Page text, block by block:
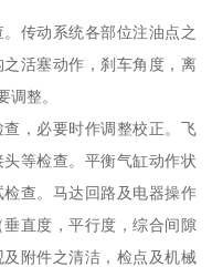
传动系统各部位注油点之
活塞动作，刹车角度，离
调整。
，必要时作调整校正。飞
等检查。平衡气缸动作状
查。马达回路及电器操作
直度，平行度，综合间隙
附件之清洁，检点及机械